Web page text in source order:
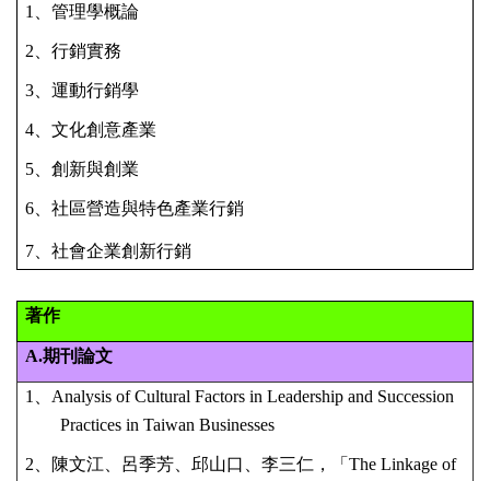
1、管理學概論
2、行銷實務
3、運動行銷學
4、文化創意產業
5、創新與創業
6、社區營造與特色產業行銷
7、社會企業創新行銷
著作
A.期刊論文
1、Analysis of Cultural Factors in Leadership and Succession
Practices in Taiwan Businesses
2、陳文江、呂季芳、邱山口、李三仁，「The Linkage of